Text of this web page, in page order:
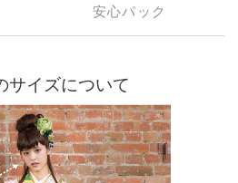
安心パック
サイズについて